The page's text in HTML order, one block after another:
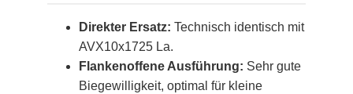
Direkter Ersatz: Technisch identisch mit
AVX10x1725 La.
Flankenoffene Ausführung: Sehr gute
Biegewilligkeit, optimal für kleine